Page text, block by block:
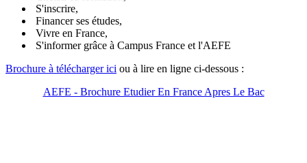
S'inscrire,
Financer ses études,
Vivre en France,
S'informer grâce à Campus France et l'AEFE
Brochure à télécharger ici ou à lire en ligne ci-dessous :
AEFE - Brochure Etudier En France Apres Le Bac